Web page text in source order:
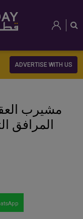
ADVERTISE WITH US
مشيرب
المرافق